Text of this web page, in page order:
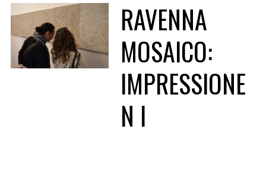
RAVENNA
MOSAICO:
IMPRESSIONE
N I